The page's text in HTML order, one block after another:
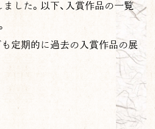
した。以下、入賞作品の一覧
定期的に過去の入賞作品の展